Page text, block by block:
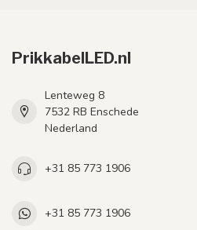
PrikkabelLED.nl
Lenteweg 8
7532 RB Enschede
Nederland
+31 85 773 1906
+31 85 773 1906